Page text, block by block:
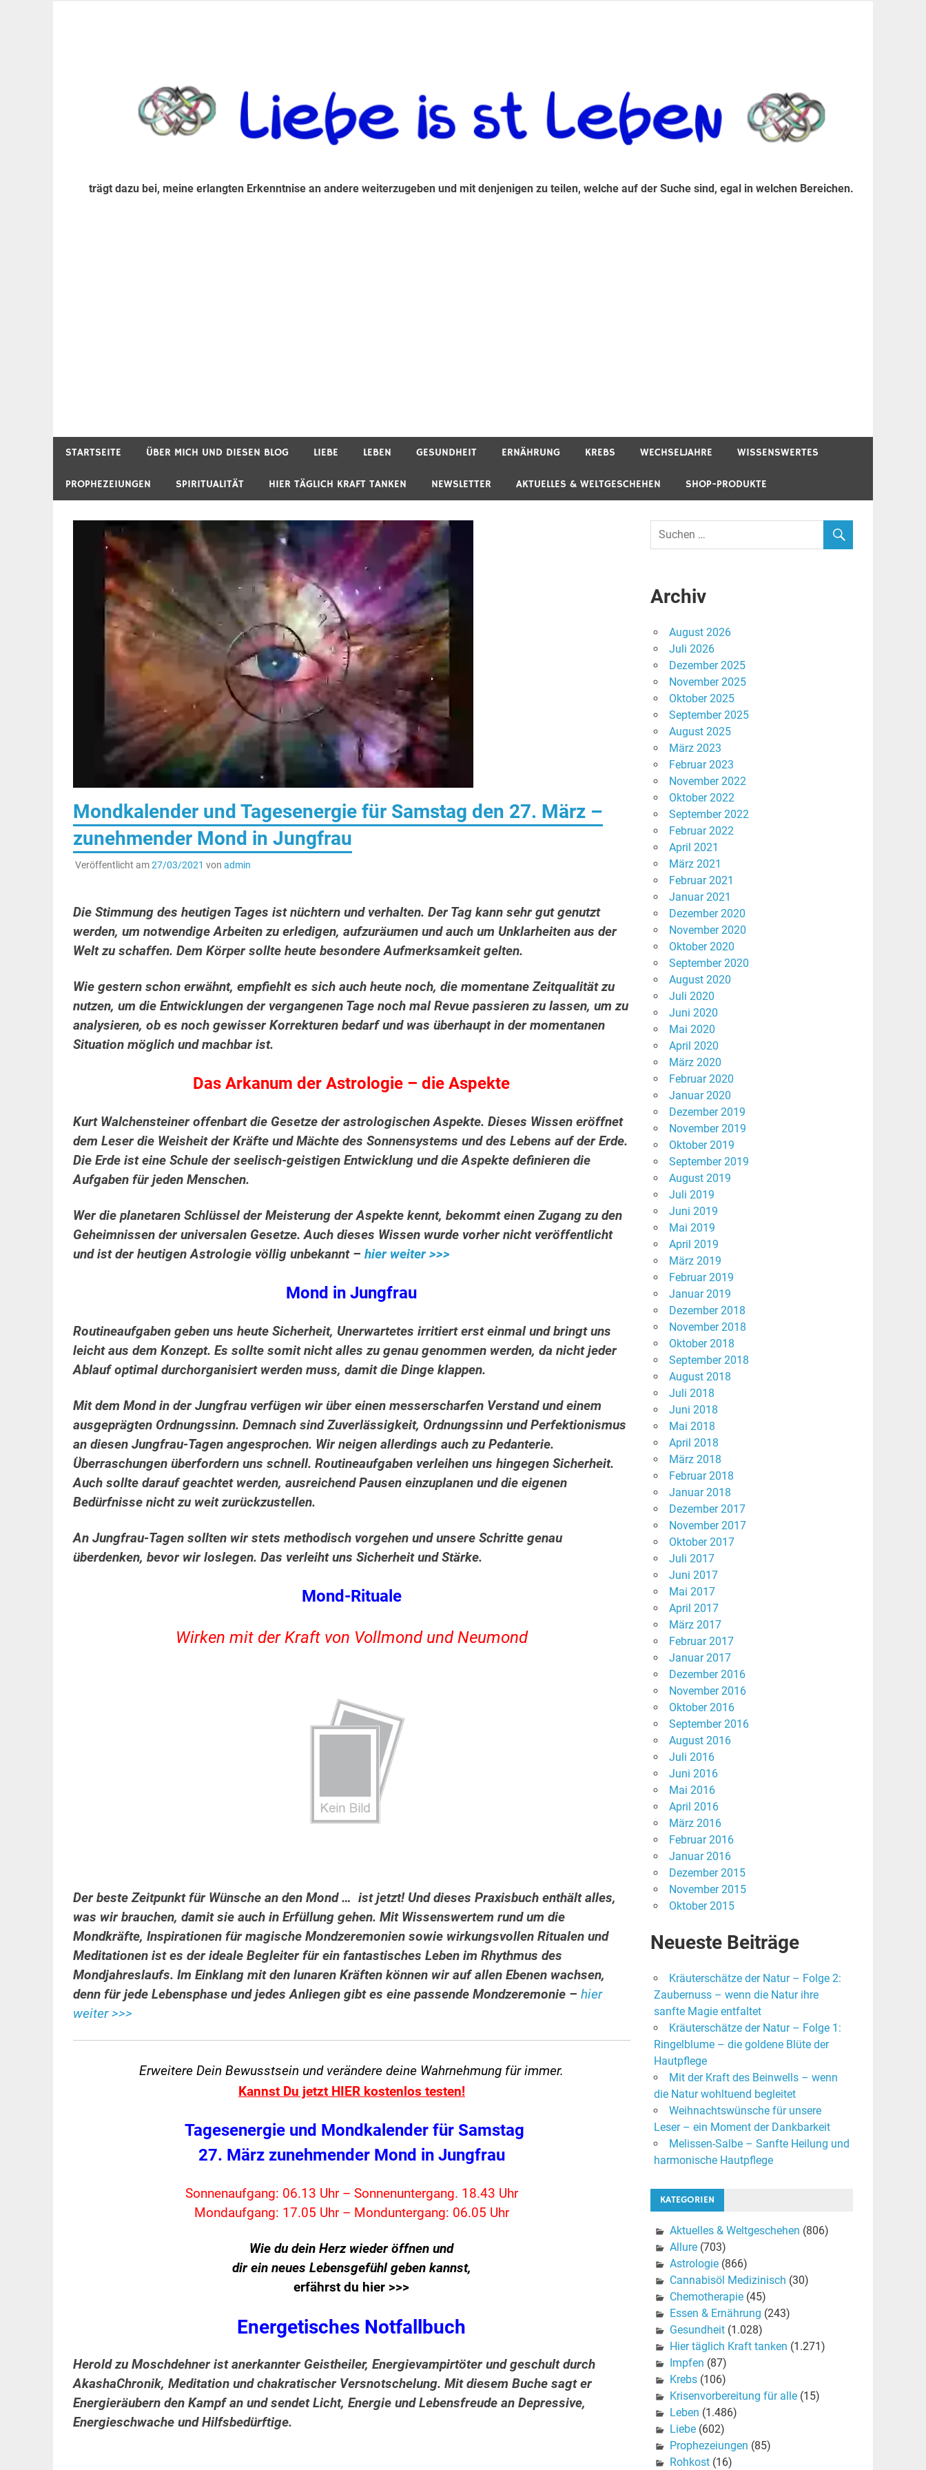
trägt dazu bei, meine erlangten Erkenntnise an andere weiterzugeben und mit denjenigen zu teilen, welche auf der Suche sind, egal in welchen Bereichen.
STARTSEITE ÜBER MICH UND DIESEN BLOG LIEBE LEBEN GESUNDHEIT ERNÄHRUNG KREBS WECHSELJAHRE WISSENSWERTES
PROPHEZEIUNGEN SPIRITUALITÄT HIER TÄGLICH KRAFT TANKEN NEWSLETTER AKTUELLES & WELTGESCHEHEN SHOP-PRODUKTE
Mondkalender und Tagesenergie für Samstag den 27. März –
zunehmender Mond in Jungfrau
Veröffentlicht am27/03/2021 von admin
Die Stimmung des heutigen Tages ist nüchtern und verhalten. Der Tag kann sehr gut genutzt
werden, um notwendige Arbeiten zu erledigen, aufzuräumen und auch um Unklarheiten aus der
Welt zu schaffen. Dem Körper sollte heute besondere Aufmerksamkeit gelten.
Wie gestern schon erwähnt, empfiehlt es sich auch heute noch, die momentane Zeitqualität zu
nutzen, um die Entwicklungen der vergangenen Tage noch malRevue passieren zu lassen, um zu
analysieren, ob es noch gewisser Korrekturen bedarf und was überhaupt in der momentanen
Situation möglich und machbar ist.
Das Arkanum der Astrologie – die Aspekte
Kurt Walchensteiner offenbart die Gesetze der astrologischen Aspekte. Dieses Wissen eröffnet
dem Leser die Weisheit der Kräfte und Mächte des Sonnensystems und des Lebens auf der Erde.
Die Erde ist eine Schule der seelisch-geistigen Entwicklung und die Aspekte definieren die
Aufgaben für jeden Menschen.
Wer die planetaren Schlüssel der Meisterung der Aspekte kennt, bekommt einen Zugang zu den
Geheimnissen der universalen Gesetze. Auch dieses Wissen wurde vorher nicht veröffentlicht
und ist der heutigen Astrologie völlig unbekannt – hier weiter >>>
Mond in Jungfrau
Routineaufgaben geben uns heute Sicherheit, Unerwartetes irritiert erst einmal und bringt uns
leicht aus dem Konzept. Es sollte somit nicht alles zu genau genommen werden, da nicht jeder
Ablauf optimal durchorganisiert werden muss, damit die Dinge klappen.
Mit dem Mond in der Jungfrau verfügen wir über einen messerscharfen Verstand und einem
ausgeprägten Ordnungssinn. Demnach sind Zuverlässigkeit, Ordnungssinn und Perfektionismus
an diesen Jungfrau-Tagen angesprochen. Wir neigen allerdings auch zu Pedanterie.
Überraschungen überfordern uns schnell. Routineaufgaben verleihen uns hingegen Sicherheit.
Auch sollte darauf geachtet werden, ausreichend Pausen einzuplanen und die eigenen
Bedürfnisse nicht zu weit zurückzustellen.
An Jungfrau-Tagen sollten wir stets methodisch vorgehen und unsere Schritte genau
überdenken, bevor wir loslegen. Das verleiht uns Sicherheit und Stärke.
Mond-Rituale
Wirken mit der Kraft von Vollmond und Neumond
Der beste Zeitpunkt für Wünsche an den Mond … ist jetzt! Und dieses Praxisbuch enthält alles,
was wir brauchen, damit sie auch in Erfüllung gehen. Mit Wissenswertem rund um die
Mondkräfte, Inspirationen für magische Mondzeremonien sowie wirkungsvollen Ritualen und
Meditationen ist es der ideale Begleiter für ein fantastisches Leben im Rhythmus des
Mondjahreslaufs. Im Einklang mit den lunaren Kräften können wir auf allen Ebenen wachsen,
denn für jede Lebensphase und jedes Anliegen gibt es eine passende Mondzeremonie – hier
weiter >>>
Erweitere Dein Bewusstsein und veränderedeine Wahrnehmung für immer.
Kannst Du jetzt HIER kostenlos testen!
Tagesenergie und Mondkalender für Samstag
27. März zunehmender Mond in Jungfrau
Sonnenaufgang: 06.13 Uhr – Sonnenuntergang. 18.43 Uhr
Mondaufgang: 17.05 Uhr – Monduntergang: 06.05 Uhr
Wie du dein Herz wieder öffnen und
dir ein neues Lebensgefühl geben kannst,
erfährst du hier >>>
Energetisches Notfallbuch
Herold zu Moschdehner ist anerkannter Geistheiler, Energievampirtöter und geschult durch
AkashaChronik, Meditation und chakratischer Versnotschelung. Mit diesem Buche sagt er
Energieräubern den Kampf an und sendet Licht, Energie und Lebensfreude an Depressive,
Energieschwache und Hilfsbedürftige.
Archiv
August 2026
Juli 2026
Dezember 2025
November 2025
Oktober 2025
September 2025
August 2025
März 2023
Februar 2023
November 2022
Oktober 2022
September 2022
Februar 2022
April 2021
März 2021
Februar 2021
Januar 2021
Dezember 2020
November 2020
Oktober 2020
September 2020
August 2020
Juli 2020
Juni 2020
Mai 2020
April 2020
März 2020
Februar 2020
Januar 2020
Dezember 2019
November 2019
Oktober 2019
September 2019
August 2019
Juli 2019
Juni 2019
Mai 2019
April 2019
März 2019
Februar 2019
Januar 2019
Dezember 2018
November 2018
Oktober 2018
September 2018
August 2018
Juli 2018
Juni 2018
Mai 2018
April 2018
März 2018
Februar 2018
Januar 2018
Dezember 2017
November 2017
Oktober 2017
Juli 2017
Juni 2017
Mai 2017
April 2017
März 2017
Februar 2017
Januar 2017
Dezember 2016
November 2016
Oktober 2016
September 2016
August 2016
Juli 2016
Juni 2016
Mai 2016
April 2016
März 2016
Februar 2016
Januar 2016
Dezember 2015
November 2015
Oktober 2015
Neueste Beiträge
Kräuterschätze der Natur – Folge 2:
Zaubernuss – wenn die Natur ihre
sanfte Magie entfaltet
Kräuterschätze der Natur – Folge 1:
Ringelblume – die goldene Blüte der
Hautpflege
Mit der Kraft des Beinwells – wenn
die Natur wohltuend begleitet
Weihnachtswünsche für unsere
Leser – ein Moment der Dankbarkeit
Melissen-Salbe – Sanfte Heilung und
harmonische Hautpflege
KATEGORIEN
Aktuelles & Weltgeschehen (806)
Allure(703)
Astrologie(866)
Cannabisöl Medizinisch (30)
Chemotherapie(45)
Essen & Ernährung (243)
Gesundheit(1.028)
Hier täglich Kraft tanken (1.271)
Impfen (87)
Krebs(106)
Krisenvorbereitung für alle(15)
Leben (1.486)
Liebe(602)
Prophezeiungen (85)
Rohkost(16)